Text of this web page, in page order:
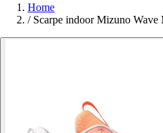
Home
/ Scarpe indoor Mizuno Wave